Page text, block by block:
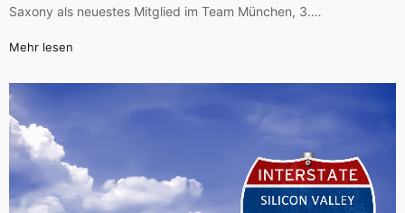
Saxony als neuestes Mitglied im Team München, 3.…
Mehr lesen